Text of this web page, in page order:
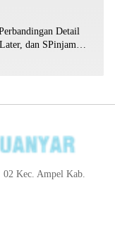
Detail
dan SPinjam
02 Kec. Ampel Kab.